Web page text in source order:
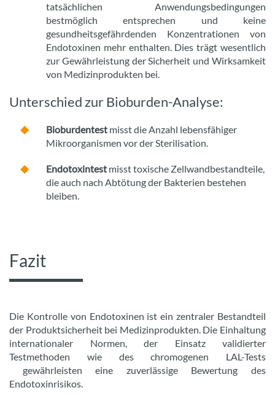
tatsächlichen Anwendungsbedingungen
bestmöglich entsprechen und keine
gesundheitsgefährdenden Konzentrationen von
Endotoxinen mehr enthalten. Dies trägt wesentlich
zur Gewährleistung der Sicherheit und Wirksamkeit
von Medizinprodukten bei.
Unterschied zur Bioburden-Analyse:
Bioburdentest misst die Anzahl lebensfähiger
Mikroorganismen vor der Sterilisation.
Endotoxintest misst toxische Zellwandbestandteile,
die auch nach Abtötung der Bakterien bestehen
bleiben.
Fazit
Die Kontrolle von Endotoxinen ist ein zentraler Bestandteil
der Produktsicherheit bei Medizinprodukten. Die Einhaltung
internationaler Normen, der Einsatz validierter
Testmethoden wie des chromogenen LAL-Tests
gewährleisten eine zuverlässige Bewertung des
Endotoxinrisikos.